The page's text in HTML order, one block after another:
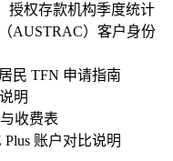
授权存款机构季度统计
AUSTRAC）客户身份
民 TFN 申请指南
明
收费表
Plus 账户对比说明